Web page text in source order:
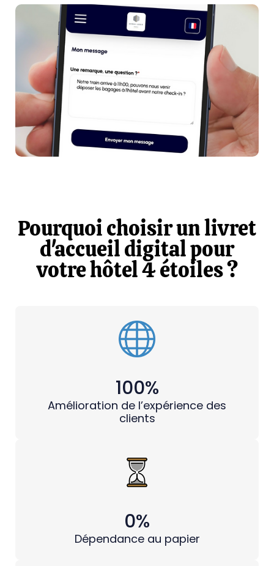
Pourquoi choisir un livret
d'accueil digital pour
votre hôtel 4 étoiles ?
100%
Amélioration de l’expérience des
clients
0%
Dépendance au papier